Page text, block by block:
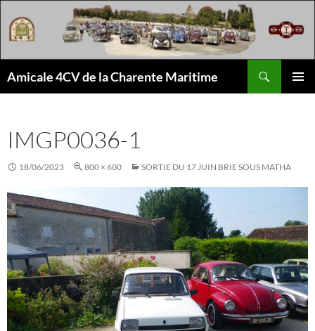
au
contenu
Amicale 4CV de la Charente Maritime
IMGP0036-1
18/06/2023 800 × 600 SORTIE DU 17 JUIN BRIE SOUS MATHA